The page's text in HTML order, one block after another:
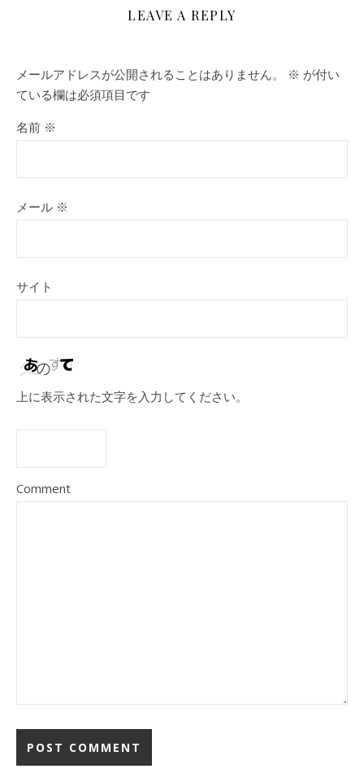
LEAVE A REPLY
メールアドレスが公開されることはありません。 ※ が付い
ている欄は必須項目です
名前 ※
メール ※
サイト
上に表示された文字を入力してください。
Comment